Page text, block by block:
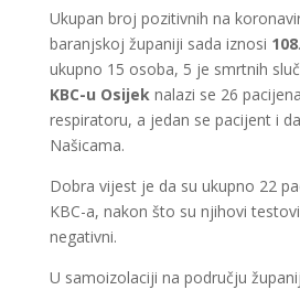
Ukupan broj pozitivnih na
baranjskoj županiji sada iznosi 108
ukupno 15 osoba, 5 je smrtnih
KBC-u Osijeknalazi se 26
respiratoru, a jedan se pacijent i
Našicama.
Dobra vijest je da su ukupno 22
KBC-a, nakon što su njihovi
negativni.
U samoizolaciji na području